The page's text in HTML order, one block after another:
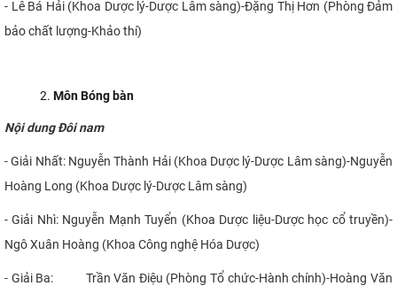
- Lê Bá Hải (Khoa Dược lý-Dược Lâm sàng)-Đặng Thị Hơn (Phòng Đảm
bảo chất lượng-Khảo thí)
Môn Bóng bàn
Nội dung Đôi nam
- Giải Nhất: Nguyễn Thành Hải (Khoa Dược lý-Dược Lâm sàng)-Nguyễn
Hoàng Long (Khoa Dược lý-Dược Lâm sàng)
- Giải Nhì: Nguyễn Mạnh Tuyển (Khoa Dược liệu-Dược học cổ truyền)-
Ngô Xuân Hoàng (Khoa Công nghệ Hóa Dược)
- Giải Ba: Trần Văn Điệu (Phòng Tổ chức-Hành chính)-Hoàng Văn